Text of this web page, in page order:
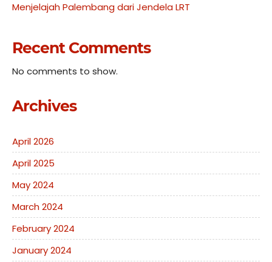
Menjelajah Palembang dari Jendela LRT
Recent Comments
No comments to show.
Archives
April 2026
April 2025
May 2024
March 2024
February 2024
January 2024